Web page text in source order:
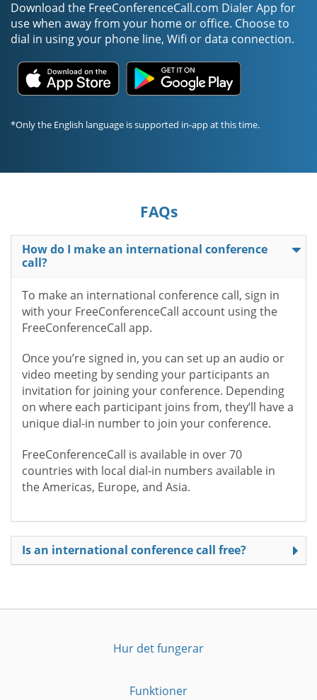
Download the FreeConferenceCall.com Dialer App for
use when away from your home or office. Choose to
dial in using your phone line, Wifi or data connection.
*Only the English language is supported in-app at this time.
FAQs
How do I make an international conference
call?
To make an international conference call, sign in
with your FreeConferenceCall account using the
FreeConferenceCall app.
Once you’re signed in, you can set up an audio or
video meeting by sending your participants an
invitation for joining your conference. Depending
on where each participant joins from, they’ll have a
unique dial-in number to join your conference.
FreeConferenceCall is available in over 70
countries with local dial-in numbers available in
the Americas, Europe, and Asia.
Is an international conference call free?
Hur det fungerar
Funktioner